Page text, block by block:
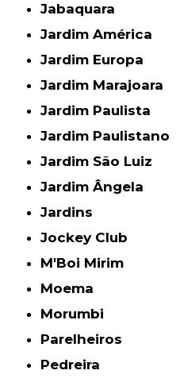
Jabaquara
Jardim América
Jardim Europa
Jardim Marajoara
Jardim Paulista
Jardim Paulistano
Jardim São Luiz
Jardim Ângela
Jardins
Jockey Club
M'Boi Mirim
Moema
Morumbi
Parelheiros
Pedreira